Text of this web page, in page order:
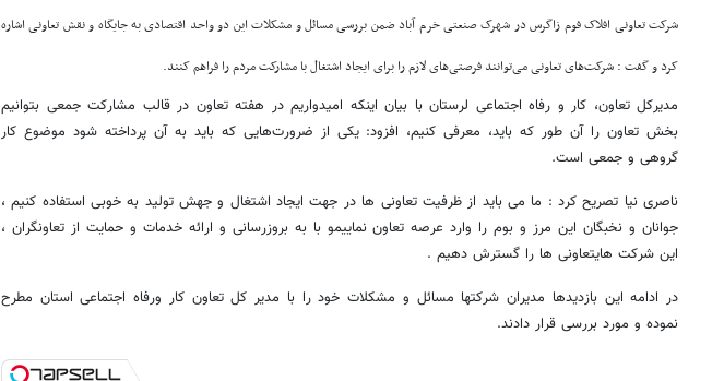
شرکت تعاونی افلاک فوم زاگرس در شهرک صنعتی خرم آباد ضمن بررسی مسائل و مشکلات این دو واحد اقتصادی به جایگاه و نقش تعاونی اشاره
کرد و گفت : شرکت‌های تعاونی می‌توانند فرصتی‌های لازم را برای ایجاد اشتغال با مشارکت مردم را فراهم کنند.
مدیرکل تعاون، کار و رفاه اجتماعی لرستان با بیان اینکه امیدواریم در هفته تعاون در قالب مشارکت جمعی بتوانیم
بخش تعاون را آن طور که باید، معرفی کنیم، افزود: یکی از ضرورت‌هایی که باید به آن پرداخته شود موضوع کار
گروهی و جمعی است.
ناصری نیا تصریح کرد : ما می باید از ظرفیت تعاونی ها در جهت ایجاد اشتغال و جهش تولید به خوبی استفاده کنیم ،
جوانان و نخبگان این مرز و بوم را وارد عرصه تعاون نماییمو با به بروزرسانی و ارائه خدمات و حمایت از تعاونگران ،
این شرکت هایتعاونی ها را گسترش دهیم .
در ادامه این بازدیدها مدیران شرکتها مسائل و مشکلات خود را با مدیر کل تعاون کار ورفاه اجتماعی استان مطرح
نموده و مورد بررسی قرار دادند.